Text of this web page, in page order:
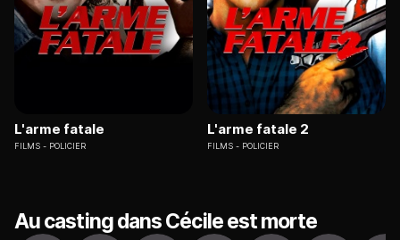
L'arme fatale
FILMS POLICIER
L'arme fatale 2
FILMS POLICIER
Au casting dans Cécile est morte